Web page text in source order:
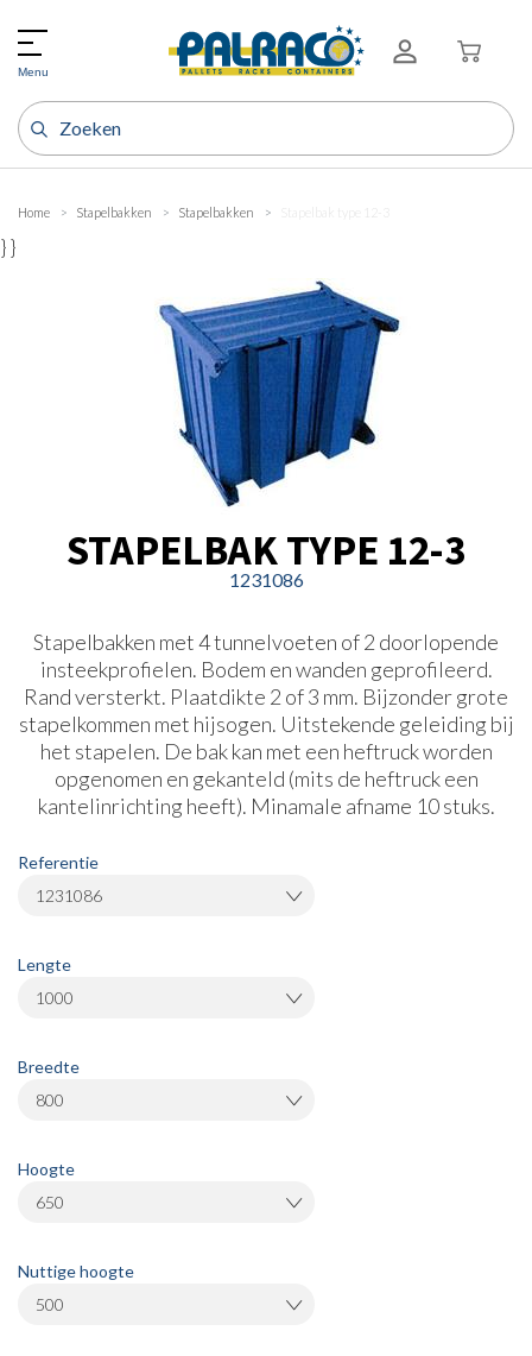
Menu
Home Stapelbakken Stapelbakken
} }
STAPELBAK TYPE 12-3
1231086
Stapelbakken met 4 tunnelvoeten of 2 doorlopende
insteekprofielen. Bodem en wanden geprofileerd.
Rand versterkt. Plaatdikte 2 of 3 mm. Bijzonder grote
stapelkommen met hijsogen. Uitstekende geleiding bij
het stapelen. De bak kan met een heftruck worden
opgenomen en gekanteld (mits de heftruck een
kantelinrichting heeft). Minamale afname 10 stuks.
Referentie
1231086
Lengte
1000
Breedte
800
Hoogte
650
Nuttige hoogte
500